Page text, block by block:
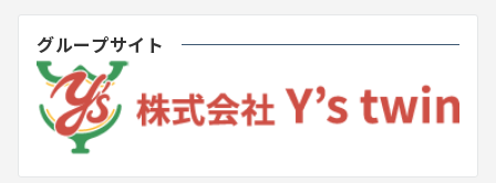
グループサイト